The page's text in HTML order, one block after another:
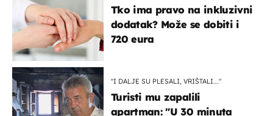
Tko ima pravo na inkluzivni
dodatak? Može se dobiti i
720 eura
"I DALJE SU PLESALI, VRIŠTALI..."
Turisti mu zapalili
apartman: "U 30 minuta